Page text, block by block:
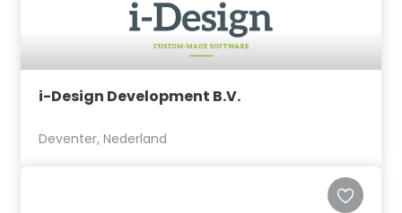
i-Design Development B.V.
Deventer, Nederland